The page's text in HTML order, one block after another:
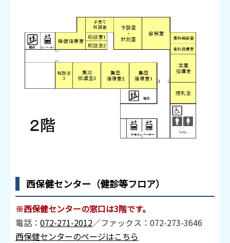
西保健センター（健診等フロア）
※西保健センターの窓口は3階です。
電話： 072-271-2012／ファックス：072-273-3646
西保健センターのページはこちら